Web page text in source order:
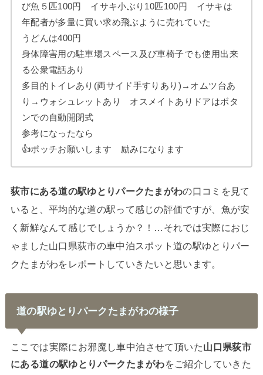
び魚５匹100円 イサキ小ぶり10匹100円 イサキは
年配者が多量に買い求め飛ぶように売れていた
うどんは400円
身体障害用の駐車場スペース及び車椅子でも使用出来
る公衆電話あり
多目的トイレあり(両サイド手すりあり)→オムツ台あ
り→ウォシュレットあり オスメイトありドアはボタ
ンでの自動開閉式
参考になったなら
👍ポッチお願いします 励みになります
荻市にある道の駅ゆとりパークたまがわの口コミを見て
いると、平均的な道の駅って感じの評価ですが、魚が安
く新鮮なんて感じでしょうか？！…それでは実際におじ
ゃました山口県荻市の車中泊スポット道の駅ゆとりパー
クたまがわをレポートしていきたいと思います。
道の駅ゆとりパークたまがわの様子
ここでは実際にお邪魔し車中泊させて頂いた山口県荻市
にある道の駅ゆとりパークたまがわをご紹介していきた